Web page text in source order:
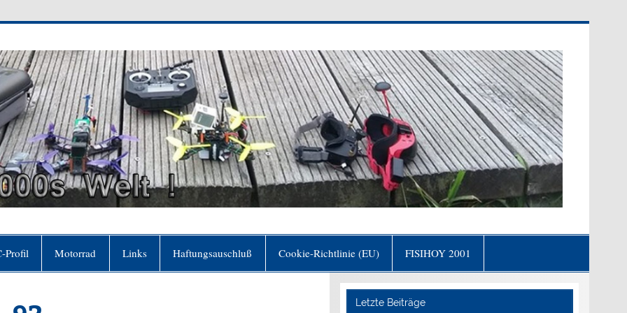
Profil Motorrad Links Haftungsauschluß Cookie-Richtlinie (EU) FISIHOY 2001
Letzte Beiträge